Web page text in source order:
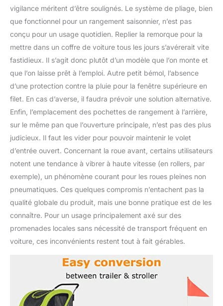
vigilance méritent d’être soulignés. Le système de pliage, bien
que fonctionnel pour un rangement saisonnier, n’est pas
conçu pour un usage quotidien. Replier la remorque pour la
mettre dans un coffre de voiture tous les jours s’avérerait vite
fastidieux. Il s’agit donc plutôt d’un modèle que l’on monte et
que l’on laisse prêt à l’emploi. Autre petit bémol, l’absence
d’une protection contre la pluie pour la fenêtre supérieure en
filet. En cas d’averse, il faudra prévoir une solution alternative.
Enfin, l’emplacement des pochettes de rangement à l’arrière,
sur le même pan que l’ouverture principale, n’est pas des plus
judicieux. Il faut les vider pour pouvoir maintenir le volet
d’entrée ouvert. Concernant la roue avant, certains utilisateurs
notent une tendance à vibrer à haute vitesse (en rollers, par
exemple), un phénomène courant pour les roues pleines non
pneumatiques. Ces quelques compromis n’entachent pas la
qualité globale du produit, mais une bonne pratique est de les
connaître. Pour un usage principalement axé sur des
promenades locales sans nécessité de transport fréquent en
voiture, ces inconvénients restent tout à fait gérables.